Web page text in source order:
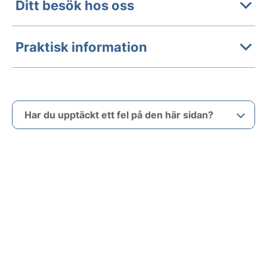
Ditt besök hos oss
Praktisk information
Har du upptäckt ett fel på den här sidan?